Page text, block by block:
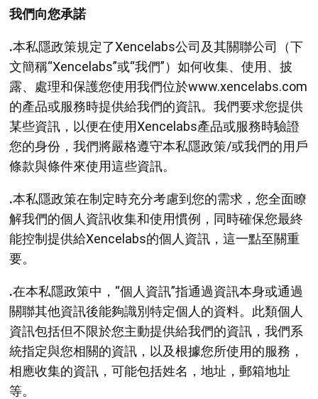
我們向您承諾
.本私隱政策規定了Xencelabs公司及其關聯公司（下
文簡稱“Xencelabs”或“我們”）如何收集、使用、披
露、處理和保護您使用我們位於www.xencelabs.com
的產品或服務時提供給我們的資訊。我們要求您提供
某些資訊，以便在使用Xencelabs產品或服務時驗證
您的身份，我們將嚴格遵守本私隱政策/或我們的用戶
條款與條件來使用這些資訊。
.本私隱政策在制定時充分考慮到您的需求，您全面瞭
解我們的個人資訊收集和使用慣例，同時確保您最終
能控制提供給Xencelabs的個人資訊，這一點至關重
要。
.在本私隱政策中，“個人資訊”指通過資訊本身或通過
關聯其他資訊後能夠識別特定個人的資料。此類個人
資訊包括但不限於您主動提供給我們的資訊，我們系
統指定與您相關的資訊，以及根據您所使用的服務，
相應收集的資訊，可能包括姓名，地址，郵箱地址
等。